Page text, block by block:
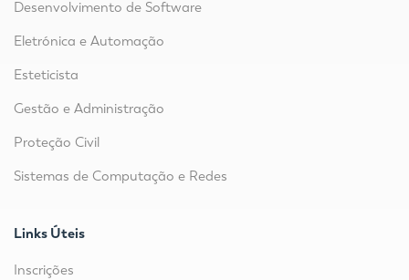
Desenvolvimento de Software
Eletrónica e Automação
Esteticista
Gestão e Administração
Proteção Civil
Sistemas de Computação e Redes
Links Úteis
Inscrições